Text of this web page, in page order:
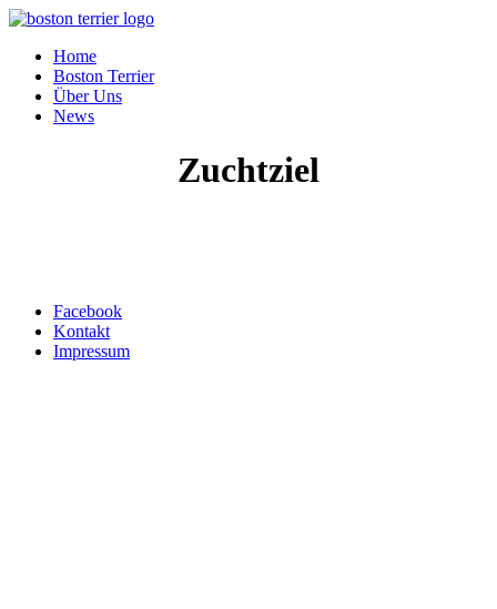
Home
Boston Terrier
Über Uns
News
Zuchtziel
Facebook
Kontakt
Impressum